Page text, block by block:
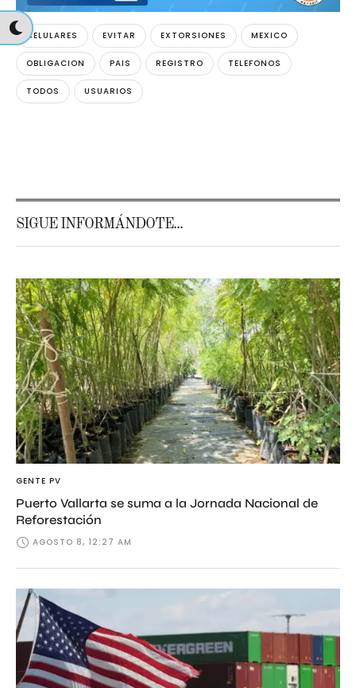
CELULARES EVITAR EXTORSIONES MEXICO
OBLIGACION PAIS REGISTRO TELEFONOS
TODOS USUARIOS
SIGUE INFORMÁNDOTE...
GENTE PV
Puerto Vallarta se suma a la Jornada Nacional de
Reforestación
AGOSTO 8, 12:27 AM